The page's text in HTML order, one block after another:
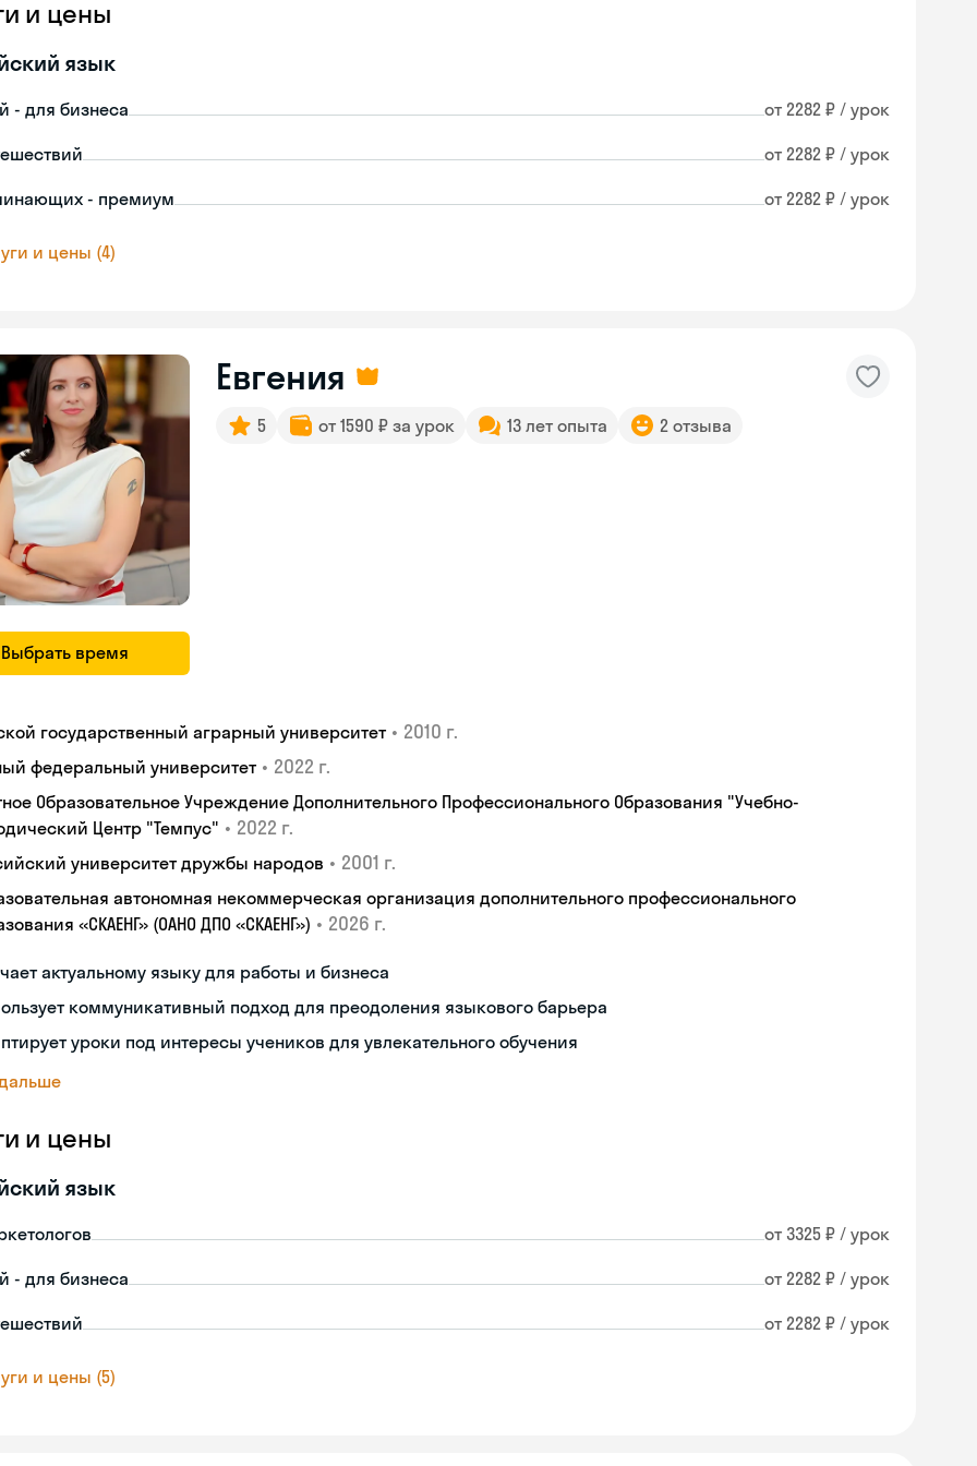
и цены
язык
- для бизнеса от 2282 ₽ / урок
от 2282 ₽ / урок
- премиум от 2282 ₽ / урок
и цены (4)
Выбрать время
Евгения
5 от 1590 ₽ за урок 13 лет опыта 2 отзыва
государственный аграрный университет • 2010 г.
федеральный университет • 2022 г.
Образовательное Учреждение Дополнительного Профессионального Образования "Учебно-
Центр "Темпус" • 2022 г.
университет дружбы народов • 2001 г.
автономная некоммерческая организация дополнительного профессионального
«СКАЕНГ» (ОАНО ДПО «СКАЕНГ») • 2026 г.
актуальному языку для работы и бизнеса
коммуникативный подход для преодоления языкового барьера
уроки под интересы учеников для увлекательного обучения
и цены
язык
от 3325 ₽ / урок
- для бизнеса от 2282 ₽ / урок
от 2282 ₽ / урок
и цены (5)